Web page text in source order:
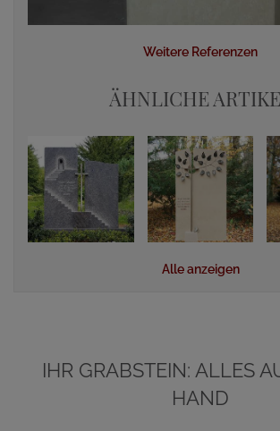
Weitere Referenzen
ÄHNLICHE
Alle anzeigen
IHR GRABSTEIN: ALLES
HAND